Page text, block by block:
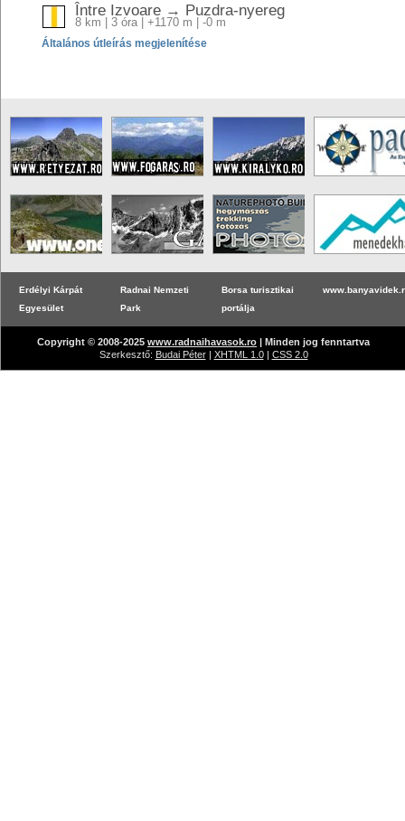
Între Izvoare → Puzdra-nyereg
8 km | 3 óra | +1170 m | -0 m
Általános útleírás megjelenítése
Erdélyi Kárpát
Egyesület
Radnai Nemzeti
Park
Borsa turisztikai
portálja
Copyright © 2008-2025 www.radnaihavasok.ro | Minden jog fenntartva
Szerkesztő: Budai Péter| XHTML 1.0| CSS 2.0